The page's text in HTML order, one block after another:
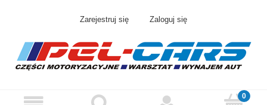
Zarejestruj się Zaloguj się